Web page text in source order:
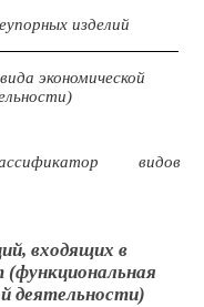
изделий
экономической
видов
входящих в
деятельности)